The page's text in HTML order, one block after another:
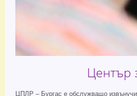
Център
ЦПЛР – Бургас е обслужващо